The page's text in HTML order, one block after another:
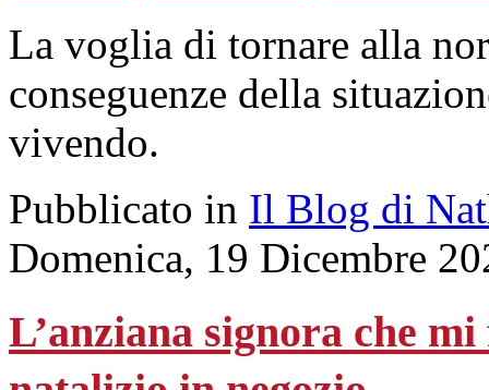
La voglia di tornare alla
conseguenze della
vivendo.
Pubblicato in Il Blog di
Domenica, 19 Dicembre
L’anziana signora che